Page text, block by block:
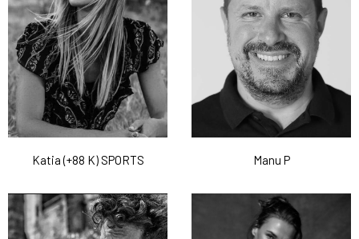
Katia (+88 K) SPORTS Manu P